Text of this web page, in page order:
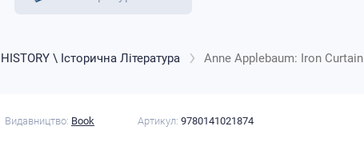
HISTORY \ Історична Література Anne Applebaum: Iron Curtain
Видавництво: Book Артикул:9780141021874